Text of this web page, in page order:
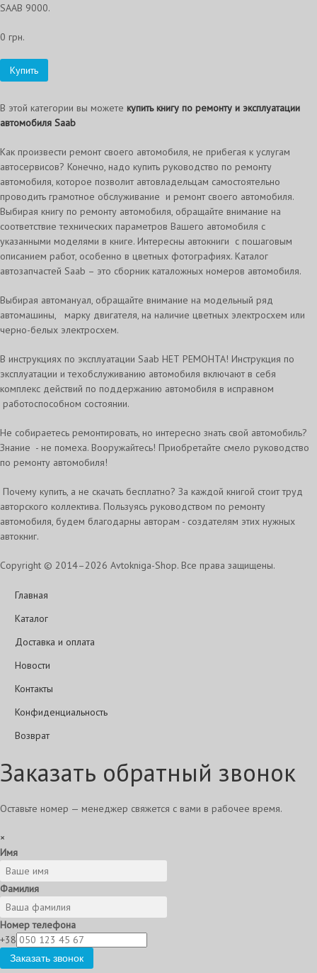
SAAB 9000.
0 грн.
Купить
В этой категории вы можете купить книгу по ремонту и эксплуатации
автомобиля Saab
Как произвести ремонт своего автомобиля, не прибегая к услугам
автосервисов? Конечно, надо купить руководство по ремонту
автомобиля, которое позволит автовладельцам самостоятельно
проводить грамотное обслуживание и ремонт своего автомобиля.
Выбирая книгу по ремонту автомобиля, обращайте внимание на
соответствие технических параметров Вашего автомобиля с
указанными моделями в книге. Интересны автокниги с пошаговым
описанием работ, особенно в цветных фотографиях. Каталог
автозапчастей Saab – это сборник каталожных номеров автомобиля.
Выбирая автомануал, обращайте внимание на модельный ряд
автомашины, марку двигателя, на наличие цветных электросхем или
черно-белых электросхем.
В инструкциях по эксплуатации Saab НЕТ РЕМОНТА! Инструкция по
эксплуатации и техобслуживанию автомобиля включают в себя
комплекс действий по поддержанию автомобиля в исправном
работоспособном состоянии.
Не собираетесь ремонтировать, но интересно знать свой автомобиль?
Знание - не помеха. Вооружайтесь! Приобретайте смело руководство
по ремонту автомобиля!
Почему купить, а не скачать бесплатно? За каждой книгой стоит труд
авторского коллектива. Пользуясь руководством по ремонту
автомобиля, будем благодарны авторам - создателям этих нужных
автокниг.
Copyright © 2014–2026 Avtokniga-Shop. Все права защищены.
Главная
Каталог
Доставка и оплата
Новости
Контакты
Конфиденциальность
Возврат
Заказать обратный звонок
Оставьте номер — менеджер свяжется с вами в рабочее время.
×
Имя
Фамилия
Номер телефона
+38
Заказать звонок